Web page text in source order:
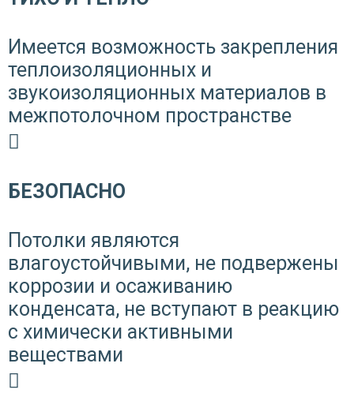
Имеется возможность закрепления
теплоизоляционных и
звукоизоляционных материалов в
межпотолочном пространстве
БЕЗОПАСНО
Потолки являются
влагоустойчивыми, не подвержены
коррозии и осаживанию
конденсата, не вступают в реакцию
с химически активными
веществами